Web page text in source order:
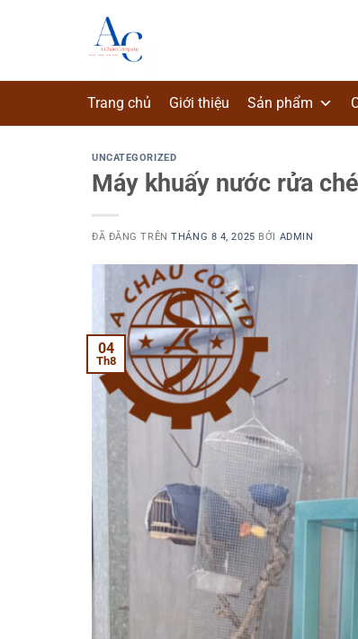
dung
Trang chủ Giới thiệu Sản phẩm
UNCATEGORIZED
Máy khuấy nước rửa
ĐÃ ĐĂNG TRÊNTHÁNG 8 4, 2025 BỞI ADMIN
04
Th8